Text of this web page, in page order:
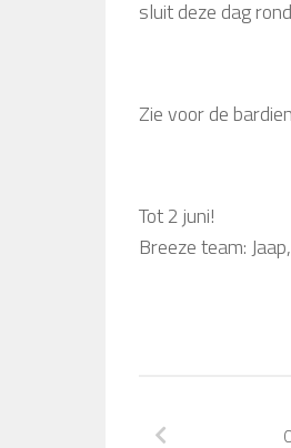
sluit deze dag
Zie voor de
Tot 2 juni!
Breeze team: